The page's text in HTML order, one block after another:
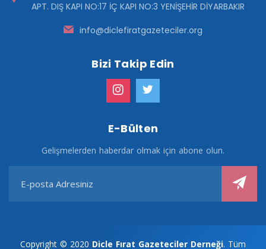
APT. DIŞ KAPI NO:17 İÇ KAPI NO:3 YENİŞEHİR DİYARBAKIR
info@diclefiratgazeteciler.org
Bizi Takip Edin
E-Bülten
Gelişmelerden haberdar olmak için abone olun.
Copyright © 2020 Dicle Fırat Gazeteciler Derneği. Tüm